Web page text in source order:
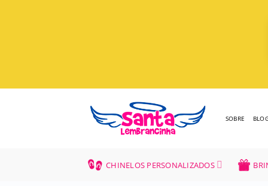
SOBRE
CHINELOS PERSONALIZADOS